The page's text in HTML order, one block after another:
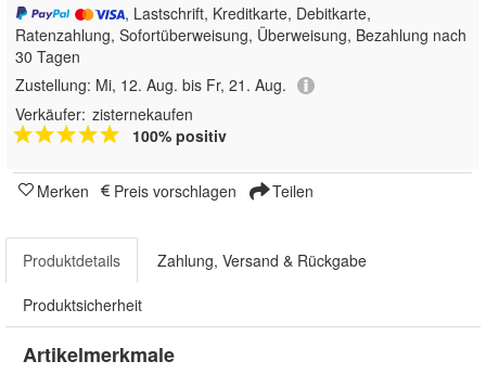
, Lastschrift, Kreditkarte, Debitkarte,
Ratenzahlung, Sofortüberweisung, Überweisung, Bezahlung nach
30 Tagen
Zustellung: Mi, 12. Aug. bis Fr, 21. Aug.
Verkäufer: zisternekaufen
100% positiv
Merken Preis vorschlagen Teilen
Produktdetails Zahlung, Versand & Rückgabe
Produktsicherheit
Artikelmerkmale